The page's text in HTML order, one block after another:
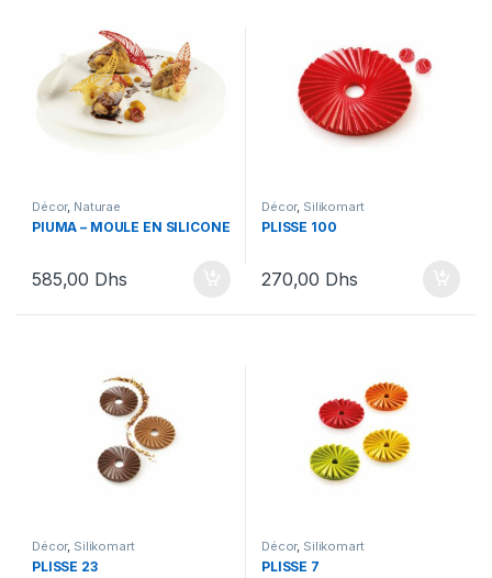
Décor, Naturae
PIUMA – MOULE EN SILICONE
585,00 Dhs
Décor, Silikomart
PLISSE 100
270,00 Dhs
Décor, Silikomart
PLISSE 23
Décor, Silikomart
PLISSE 7